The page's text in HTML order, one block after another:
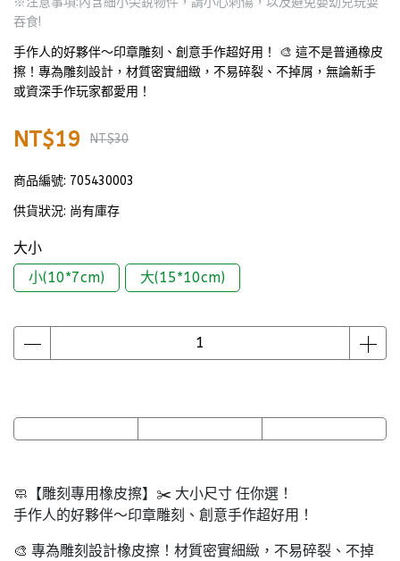
吞食!
手作人的好夥伴～印章雕刻、創意手作超好用！ 🎨 這不是普通橡皮
擦！專為雕刻設計，材質密實細緻，不易碎裂、不掉屑，無論新手
或資深手作玩家都愛用！
NT$19 NT$30
商品編號: 705430003
供貨狀況: 尚有庫存
大小
小(10*7cm)
大(15*10cm)
🧼【雕刻專用橡皮擦】✂️ 大小尺寸 任你選！
手作人的好夥伴～印章雕刻、創意手作超好用！
🎨 專為雕刻設計橡皮擦！材質密實細緻，不易碎裂、不掉